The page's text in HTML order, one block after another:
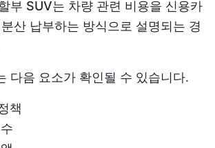
부 SUV는 차량 관련 비용을 신용카
산 납부하는 방식으로 설명되는 경
다음 요소가 확인될 수 있습니다.
책